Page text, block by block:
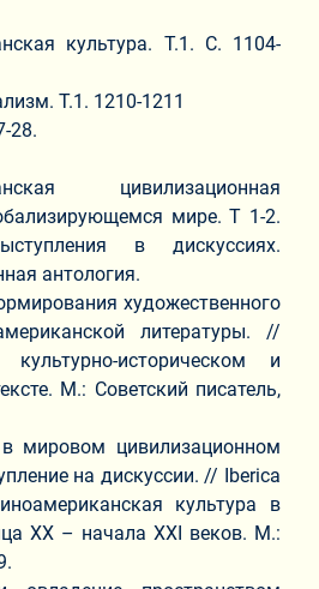
культура. Т.1. С. 1104-
Т.1. 1210-1211
28.
цивилизационная
мире. Т 1-2.
в дискуссиях.
антология.
художественного
литературы. //
историческом и
М.: Советский писатель,
мировом цивилизационном
на дискуссии. // Iberica
культура в
ХХ – начала XXI веков. М.: